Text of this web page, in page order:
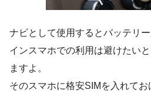
ナビとして使用するとバッテリ
インスマホでの利用は避けたい
ますよ。
そのスマホに格安SIMを入れて